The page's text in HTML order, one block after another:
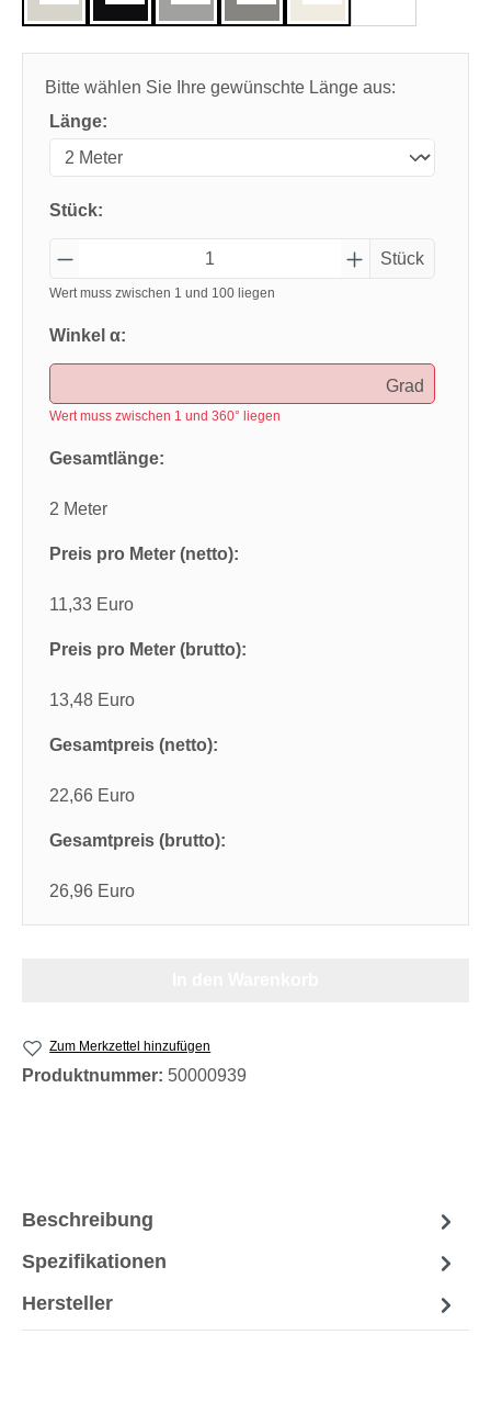
Bitte wählen Sie Ihre gewünschte Länge aus:
Länge:
Stück:
Stück
Wert muss zwischen 1 und 100 liegen
Winkel α:
Grad
Wert muss zwischen 1 und 360° liegen
Gesamtlänge:
2 Meter
Preis pro Meter (netto):
11,33 Euro
Preis pro Meter (brutto):
13,48 Euro
Gesamtpreis (netto):
22,66 Euro
Gesamtpreis (brutto):
26,96 Euro
Zum Merkzettel hinzufügen
Produktnummer: 50000939
Beschreibung
Spezifikationen
Hersteller